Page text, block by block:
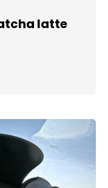
latte